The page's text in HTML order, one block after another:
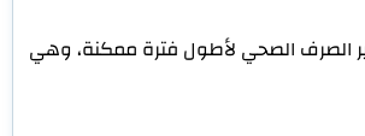
الصرف الصحي لأطول فترة ممكنة، وهي